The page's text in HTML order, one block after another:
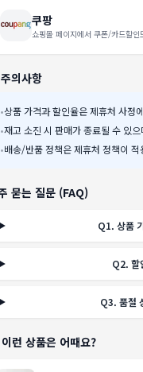
쿠팡
쇼핑몰 페이지에서 쿠폰/카드할
의사항
•상품 가격과 할인율은 제휴처 사정
•재고 소진 시 판매가 종료될 수 있
•배송/반품 정책은 제휴처 정책이 적
묻는 질문 (FAQ)
Q1.상품
Q2.할
Q3. 품절
런 상품은 어때요?